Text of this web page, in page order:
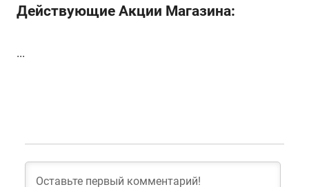
Действующие Акции Магазина:
...